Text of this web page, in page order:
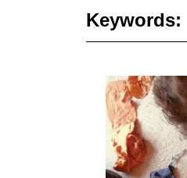
Keywords: